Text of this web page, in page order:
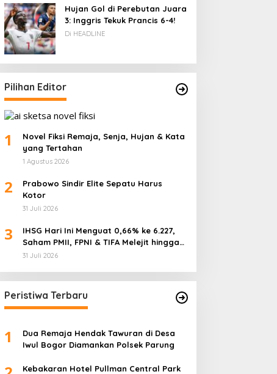
Hujan Gol di Perebutan Juara
3: Inggris Tekuk Prancis 6-4!
Di HEADLINE
Pilihan Editor
1
Novel Fiksi Remaja, Senja, Hujan & Kata
yang Tertahan
1 Agustus 2026
2
Prabowo Sindir Elite Sepatu Harus
Kotor
31 Juli 2026
3
IHSG Hari Ini Menguat 0,66% ke 6.227,
Saham PMII, FPNI & TIFA Melejit hingga
28%! Ini Daftar Saham Paling Cuan &
31 Juli 2026
Peristiwa Terbaru
1
Dua Remaja Hendak Tawuran di Desa
Iwul Bogor Diamankan Polsek Parung
Kebakaran Hotel Pullman Central Park